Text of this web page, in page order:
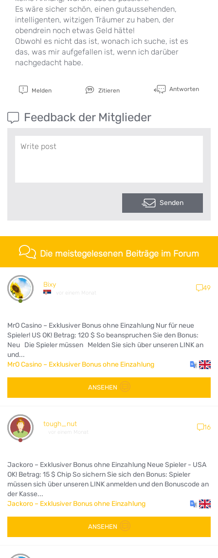
Es wäre sicher schön, einen gutaussehenden,
intelligenten, witzigen Träumer zu haben, der
obendrein noch etwas Geld hätte!
Obwohl es nicht das ist, wonach ich suche, ist es
das, was mir aufgefallen ist, wenn ich darüber
nachgedacht habe.
Melden Zitieren Antworten
Feedback der Mitglieder
Senden
Die meistegelesenen Beiträge im Forum
Bixy
vor einem Monat
49
MrO Casino – Exklusiver Bonus ohne Einzahlung Nur für neue
Spieler! US OK! Betrag: 120 $ So beanspruchen Sie den Bonus:
Neu Die Spieler müssen Melden Sie sich über unseren LINK an
und...
MrO Casino – Exklusiver Bonus ohne Einzahlung
ANSEHEN
tough_nut
vor einem Monat
16
Jackoro – Exklusiver Bonus ohne Einzahlung Neue Spieler - USA
OK! Betrag: 15 $ Chip So sichern Sie sich den Bonus: Spieler
müssen sich über unseren LINK anmelden und den Bonuscode an
der Kasse...
Jackoro – Exklusiver Bonus ohne Einzahlung
ANSEHEN